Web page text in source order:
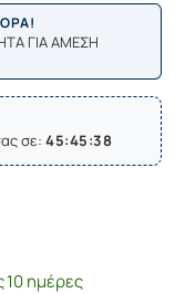
ΓΙΑ ΑΜΕΣΗ
σε: 45:45:38
ημέρες